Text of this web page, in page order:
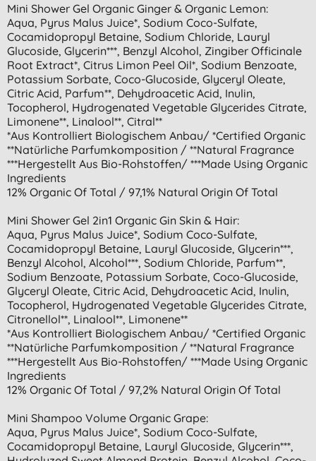
Mini Shower Gel Organic Ginger & Organic Lemon:
Aqua, Pyrus Malus Juice*, Sodium Coco-Sulfate,
Cocamidopropyl Betaine, Sodium Chloride, Lauryl
Glucoside, Glycerin***, Benzyl Alcohol, Zingiber Officinale
Root Extract*, Citrus Limon Peel Oil*, Sodium Benzoate,
Potassium Sorbate, Coco-Glucoside, Glyceryl Oleate,
Citric Acid, Parfum**, Dehydroacetic Acid, Inulin,
Tocopherol, Hydrogenated Vegetable Glycerides Citrate,
Limonene**, Linalool**, Citral**
*aus Kontrolliert Biologischem Anbau/ *certified Organic
**natürliche Parfumkomposition / **natural Fragrance
***hergestellt Aus Bio-Rohstoffen/ ***made Using Organic
Ingredients
12% Organic Of Total / 97,1% Natural Origin Of Total
Mini Shower Gel 2in1 Organic Gin Skin & Hair:
Aqua, Pyrus Malus Juice*, Sodium Coco-Sulfate,
Cocamidopropyl Betaine, Lauryl Glucoside, Glycerin***,
Benzyl Alcohol, Alcohol***, Sodium Chloride, Parfum**,
Sodium Benzoate, Potassium Sorbate, Coco-Glucoside,
Glyceryl Oleate, Citric Acid, Dehydroacetic Acid, Inulin,
Tocopherol, Hydrogenated Vegetable Glycerides Citrate,
Citronellol**, Linalool**, Limonene**
*aus Kontrolliert Biologischem Anbau/ *certified Organic
**natürliche Parfumkomposition / **natural Fragrance
***hergestellt Aus Bio-Rohstoffen/ ***made Using Organic
Ingredients
12% Organic Of Total / 97,2% Natural Origin Of Total
Mini Shampoo Volume Organic Grape:
Aqua, Pyrus Malus Juice*, Sodium Coco-Sulfate,
Cocamidopropyl Betaine, Lauryl Glucoside, Glycerin***,